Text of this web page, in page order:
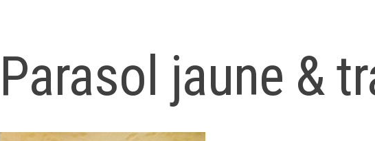
Parasol jaune &